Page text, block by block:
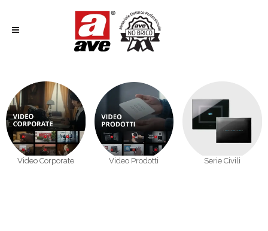
Video Corporate Video Prodotti Serie Civili